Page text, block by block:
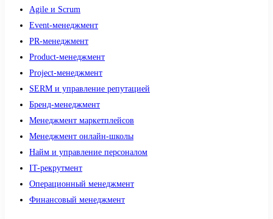
Agile и Scrum
Event-менеджмент
PR-менеджмент
Product-менеджмент
Project-менеджмент
SERM и управление репутацией
Бренд-менеджмент
Менеджмент маркетплейсов
Менеджмент онлайн-школы
Найм и управление персоналом
IT-рекрутмент
Операционный менеджмент
Финансовый менеджмент